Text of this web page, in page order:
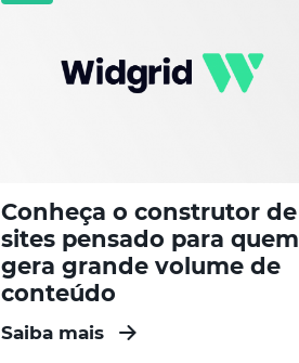
Conheça o construtor de
sites pensado para quem
gera grande volume de
conteúdo
Saiba mais